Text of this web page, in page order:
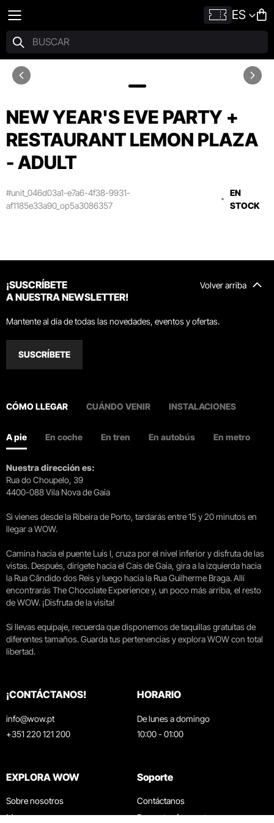
ES
NEW YEAR'S EVE PARTY +
RESTAURANT LEMON PLAZA
- ADULT
#unit_046d03a1-e7a6-4f38-9931-
af1185e33a90_op5a3086357
EN
STOCK
Volver arriba
¡SUSCRÍBETE
A NUESTRA NEWSLETTER!
Mantente al día de todas las novedades, eventos y ofertas.
SUSCRÍBETE
CÓMO LLEGAR CUÁNDO VENIR INSTALACIONES
A pie En coche En tren En autobús En metro
Nuestra dirección es:
Rua do Choupelo, 39
4400-088 Vila Nova de Gaia
Si vienes desde la Ribeira de Porto, tardarás entre 15 y 20 minutos en
llegar a WOW.
Camina hacia el puente Luís I, cruza por el nivel inferior y disfruta de las
vistas. Después, dirígete hacia el Cais de Gaia, gira a la izquierda hacia
la Rua Cândido dos Reis y luego hacia la Rua Guilherme Braga. Allí
encontrarás The Chocolate Experience y, un poco más arriba, el resto
de WOW. ¡Disfruta de la visita!
Si llevas equipaje, recuerda que disponemos de taquillas gratuitas de
diferentes tamaños. Guarda tus pertenencias y explora WOW con total
libertad.
¡CONTÁCTANOS!
info@wow.pt
+351 220 121 200
HORARIO
De lunes a domingo
10:00 - 01:00
EXPLORA WOW
Sobre nosotros
Museos
Soporte
Contáctanos
Preguntas frecuentes